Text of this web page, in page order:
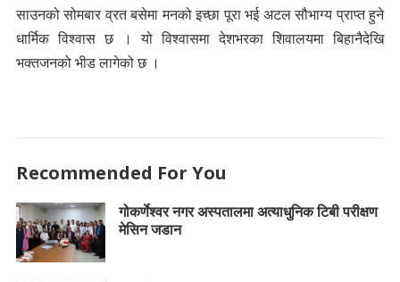
साउनको सोमबार व्रत बसेमा मनको इच्छा पूरा भई अटल सौभाग्य प्राप्त हुने
धार्मिक विश्वास छ । यो विश्वासमा देशभरका शिवालयमा बिहानैदेखि
भक्तजनको भीड लागेको छ ।
Recommended For You
गोकर्णेश्वर नगर अस्पतालमा अत्याधुनिक टिबी परीक्षण
मेसिन जडान